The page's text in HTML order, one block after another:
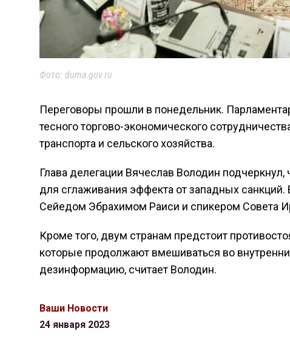
Фото: duma.gov.ru
Переговоры прошли в понедельник.
тесного торгово-экономического
транспорта и сельского хозяйства.
Глава делегации Вячеслав Володин
для сглаживания эффекта от западных
Сейедом Эбрахимом Раиси и спикером Совета
Кроме того, двум странам предстоит
которые продолжают вмешиваться во
дезинформацию, считает Володин.
Ваши Новости
24 января 2023